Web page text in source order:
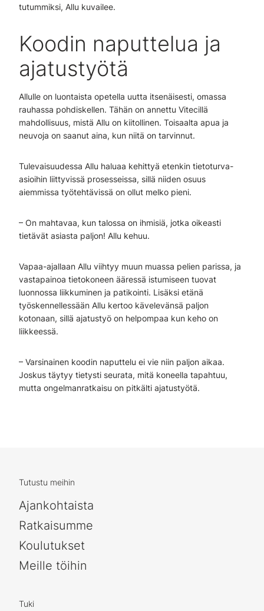
tutummiksi, Allu kuvailee.
Koodin naputtelua ja
ajatustyötä
Allulle on luontaista opetella uutta itsenäisesti, omassa
rauhassa pohdiskellen. Tähän on annettu Vitecillä
mahdollisuus, mistä Allu on kiitollinen. Toisaalta apua ja
neuvoja on saanut aina, kun niitä on tarvinnut.
Tulevaisuudessa Allu haluaa kehittyä etenkin tietoturva-
asioihin liittyvissä prosesseissa, sillä niiden osuus
aiemmissa työtehtävissä on ollut melko pieni.
– On mahtavaa, kun talossa on ihmisiä, jotka oikeasti
tietävät asiasta paljon! Allu kehuu.
Vapaa-ajallaan Allu viihtyy muun muassa pelien parissa, ja
vastapainoa tietokoneen ääressä istumiseen tuovat
luonnossa liikkuminen ja patikointi. Lisäksi etänä
työskennellessään Allu kertoo kävelevänsä paljon
kotonaan, sillä ajatustyö on helpompaa kun keho on
liikkeessä.
– Varsinainen koodin naputtelu ei vie niin paljon aikaa.
Joskus täytyy tietysti seurata, mitä koneella tapahtuu,
mutta ongelmanratkaisu on pitkälti ajatustyötä.
Tutustu meihin
Ajankohtaista
Ratkaisumme
Koulutukset
Meille töihin
Tuki